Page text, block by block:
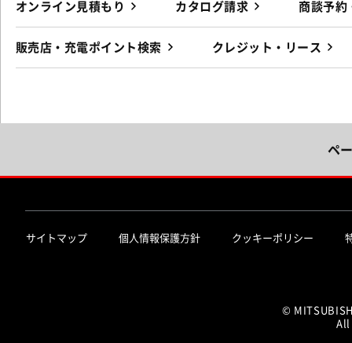
オンライン見積もり カタログ請求 商談予約
販売店・充電ポイント検索 クレジット・リース
ペ
サイトマップ 個人情報保護方針 クッキーポリシー
©
All